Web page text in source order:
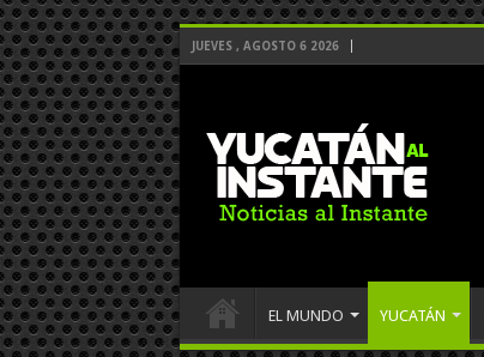
JUEVES , AGOSTO 6 2026
EL MUNDO YUCATÁN